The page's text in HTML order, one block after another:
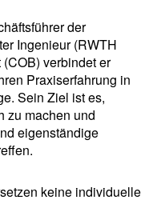
der
Ingenieur (RWTH
verbindet er
Praxiserfahrung in
Sein Ziel ist es,
zu machen und
eigenständige
keine individuelle